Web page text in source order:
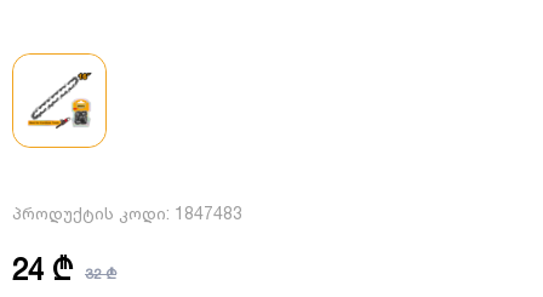
პროდუქტის კოდი: 1847483
24 ₾ 32 ₾